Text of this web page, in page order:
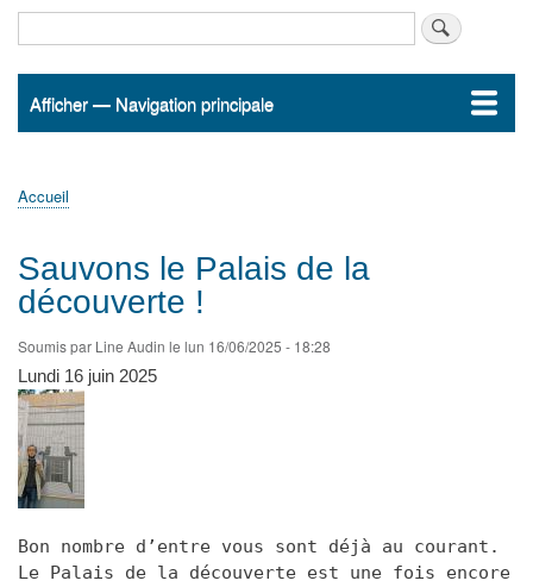
Navigation
Afficher — Navigation principale
Accueil
ActualitésMATh.en.JEANS ?
Régions et Ateliers
Créer, gérer un atelier
Sujets/Publications
Congrès
d'Ariane
Accueil
Sauvons le Palais de la
découverte !
Soumis par Line Audin le lun 16/06/2025 - 18:28
Lundi 16 juin 2025
Bon nombre d’entre vous sont déjà au courant.
Le Palais de la découverte est une fois encore